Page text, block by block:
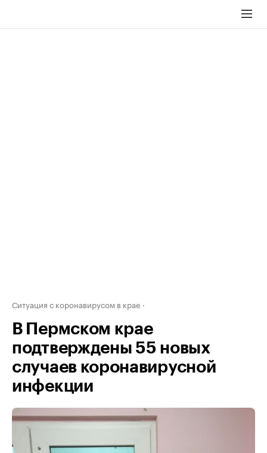
Ситуация с коронавирусом в крае
В Пермском крае
подтверждены 55 новых
случаев коронавирусной
инфекции